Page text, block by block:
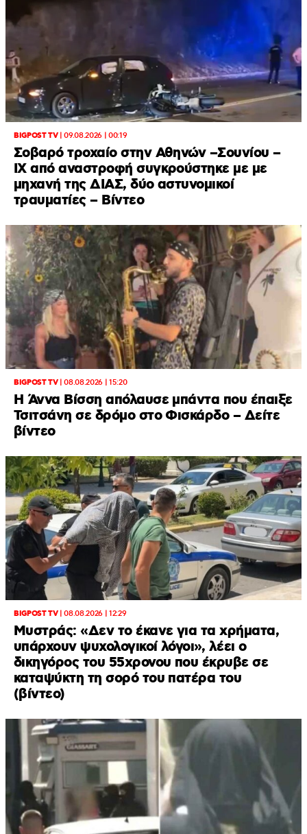
BIGPOST TV|09.08.2026 | 00:19
Σοβαρό τροχαίο στην Αθηνών –Σουνίου –
ΙΧ από αναστροφή συγκρούστηκε με με
μηχανή της ΔΙΑΣ, δύο αστυνομικοί
τραυματίες – Βίντεο
BIGPOST TV|08.08.2026 | 15:20
Η Άννα Βίσση απόλαυσε μπάντα που έπαιξε
Τσιτσάνη σε δρόμο στο Φισκάρδο – Δείτε
βίντεο
BIGPOST TV|08.08.2026 | 12:29
Μυστράς: «Δεν το έκανε για τα χρήματα,
υπάρχουν ψυχολογικοί λόγοι», λέει ο
δικηγόρος του 55χρονου που έκρυβε σε
καταψύκτη τη σορό του πατέρα του
(βίντεο)